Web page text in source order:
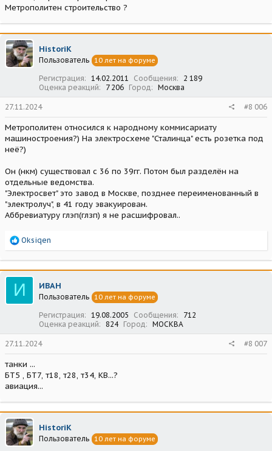
Метрополитен строительство ?
HistoriK
Пользователь 10 лет на форуме
Регистрация 14.02.2011 Сообщения
2 189
Оценка реакций
7 206 Город Москва
27.11.2024 #8 006
Метрополитен относился к народному коммисариату
машиностроения?) На электросхеме "Сталинца" есть розетка под
неё?)
Он (нкм) существовал с 36 по 39гг. Потом был разделён на
отдельные ведомства.
"Электросвет" это завод в Москве, позднее переименованный в
"электролуч", в 41 году эвакуирован.
Аббревиатуру глэп(глзп) я не расшифровал..
Р
а
к
ц
и
и
Oksiqen
И ИВАН
Пользователь 10 лет на форуме
Регистрация 19.08.2005 Сообщения
712
Оценка реакций
824 Город МОСКВА
27.11.2024 #8 007
танки ...
БТ5 , БТ7, т18, т28, т34, КВ...?
авиация...
HistoriK
Пользователь 10 лет на форуме